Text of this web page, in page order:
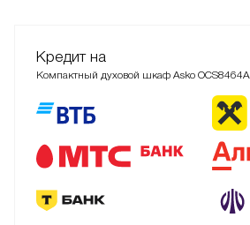
Кредит на
Компактный духовой шкаф Asko OCS8464A